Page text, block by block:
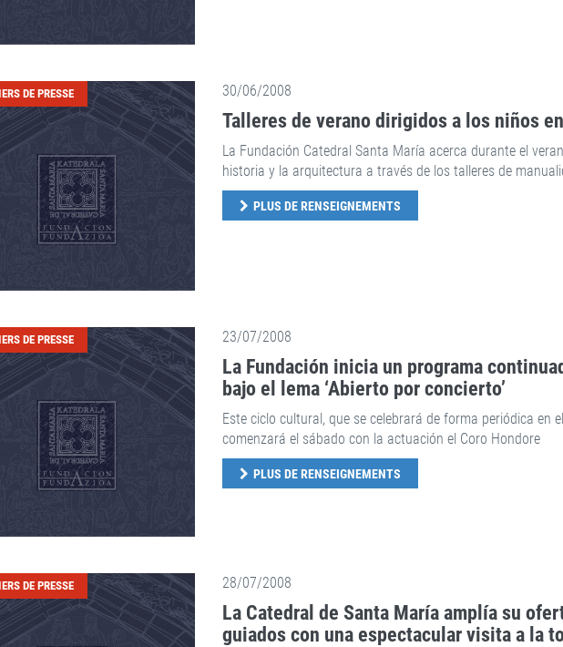
DE PRESSE 30/06/2008
Talleres de verano dirigidos a los niños
La Fundación Catedral Santa María acerca durante el
historia y la arquitectura a través de los talleres de
PLUS DE RENSEIGNEMENTS
DE PRESSE 23/07/2008
La Fundación inicia un programa
bajo el lema ‘Abierto por concierto’
Este ciclo cultural, que se celebrará de forma periódica en
comenzará el sábado con la actuación el Coro Hondore
PLUS DE RENSEIGNEMENTS
DE PRESSE 28/07/2008
La Catedral de Santa María amplía su
guiados con una espectacular visita a la